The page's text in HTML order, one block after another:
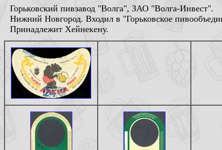
Горьковский пивзавод "Волга", ЗАО "Волга-Инвест".
Нижний Новгород. Входил в "Горьковское
Принадлежит Хейнекену.